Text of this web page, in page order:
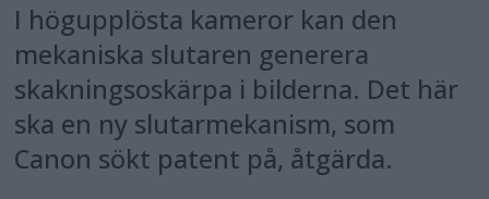
I högupplösta kameror kan den
mekaniska slutaren generera
skakningsoskärpa i bilderna. Det här
ska en ny slutarmekanism, som
Canon sökt patent på, åtgärda.